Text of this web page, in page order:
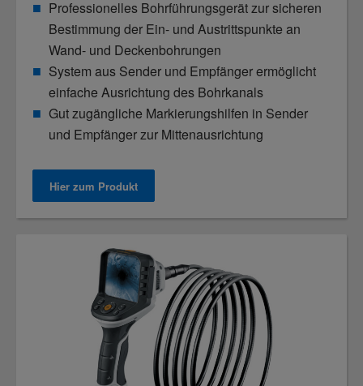
Professionelles Bohrführungsgerät zur sicheren
Bestimmung der Ein- und Austrittspunkte an
Wand- und Deckenbohrungen
System aus Sender und Empfänger ermöglicht
einfache Ausrichtung des Bohrkanals
Gut zugängliche Markierungshilfen in Sender
und Empfänger zur Mittenausrichtung
Hier zum Produkt